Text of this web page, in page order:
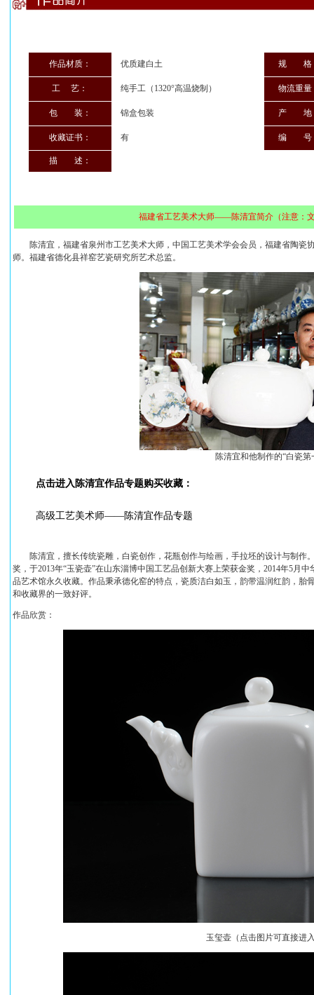
作品材质： 优质建白土 规 格
工 艺： 纯手工（1320°高温烧制） 物流重量
包 装： 锦盒包装 产 地
收藏证书： 有 编 号
描 述：
福建省工艺美术大师——陈清宜简介（注意：
陈清宜，福建省泉州市工艺美术大师，中国工艺美术学会会员，福建省陶瓷
师。福建省德化县祥窑艺瓷研究所艺术总监。
陈清宜和他制作的“白瓷第
点击进入陈清宜作品专题购买收藏：
高级工艺美术师——陈清宜作品专题
陈清宜，擅长传统瓷雕，白瓷创作，花瓶创作与绘画，手拉坯的设计与制作
奖，于2013年“玉瓷壶”在山东淄博中国工艺品创新大赛上荣获金奖，2014年5月
品艺术馆永久收藏。作品秉承德化窑的特点，瓷质洁白如玉，韵带温润红韵，胎
和收藏界的一致好评。
作品欣赏：
玉玺壶（点击图片可直接进